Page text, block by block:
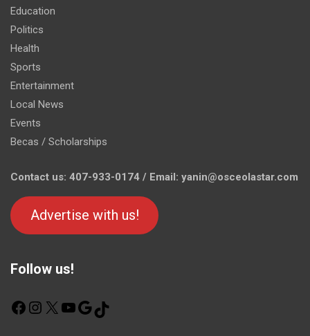
Education
Politics
Health
Sports
Entertainment
Local News
Events
Becas / Scholarships
Contact us: 407-933-0174 / Email: yanin@osceolastar.com
Advertise with us!
Follow us!
F
X
Y
G
o